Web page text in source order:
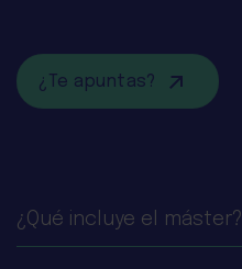
¿Te apuntas?
¿Qué incluye el máster?